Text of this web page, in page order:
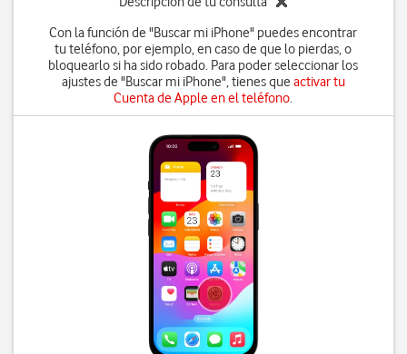
Con la función de "Buscar mi iPhone" puedes encontrar
tu teléfono, por ejemplo, en caso de que lo pierdas, o
bloquearlo si ha sido robado. Para poder seleccionar los
ajustes de "Buscar mi iPhone", tienes que activar tu
Cuenta de Apple en el teléfono.